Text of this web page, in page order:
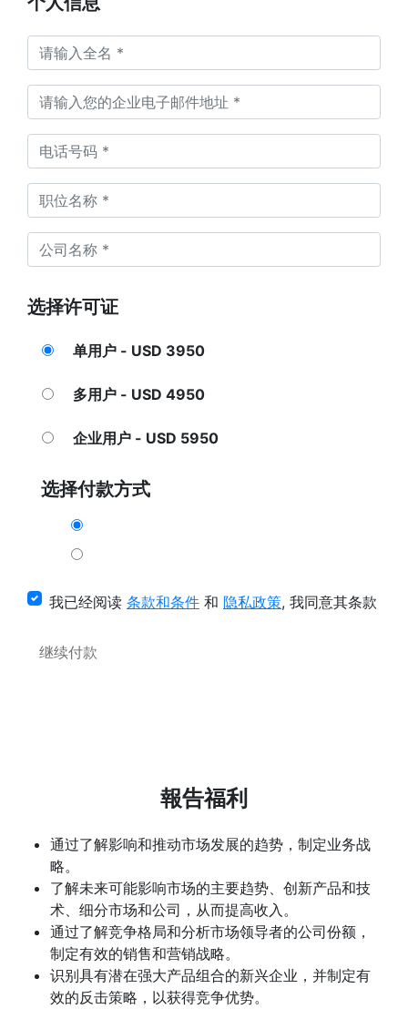
选择许可证
单用户 - USD 3950
多用户 - USD 4950
企业用户 - USD 5950
选择付款方式
我已经阅读 条款和条件 和 隐私政策, 我同意其条款
继续付款
報告福利
通过了解影响和推动市场发展的趋势，制定业务战
略。
了解未来可能影响市场的主要趋势、创新产品和技
术、细分市场和公司，从而提高收入。
通过了解竞争格局和分析市场领导者的公司份额，
制定有效的销售和营销战略。
识别具有潜在强大产品组合的新兴企业，并制定有
效的反击策略，以获得竞争优势。